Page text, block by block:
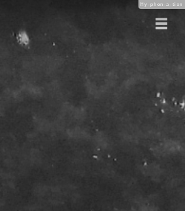
Hy-phen-a-tion